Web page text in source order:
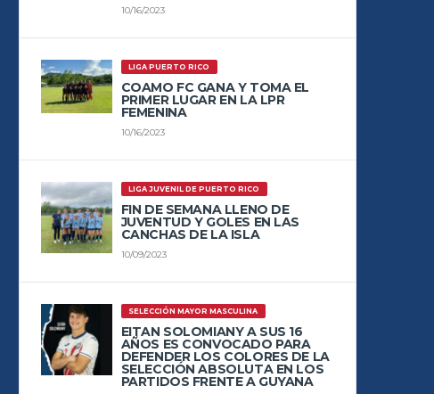
10/16/2023
LIGA PUERTO RICO
COAMO FC GANA Y TOMA EL
PRIMER LUGAR EN LA LPR
FEMENINA
10/16/2023
LIGA JUVENIL DE PUERTO RICO
FIN DE SEMANA LLENO DE
JUVENTUD Y GOLES EN LAS
CANCHAS DE LA ISLA
10/09/2023
SELECCIÓN MAYOR MASCULINA
EITAN SOLOMIANY A SUS 16
AÑOS ES CONVOCADO PARA
DEFENDER LOS COLORES DE LA
SELECCIÓN ABSOLUTA EN LOS
PARTIDOS FRENTE A GUYANA